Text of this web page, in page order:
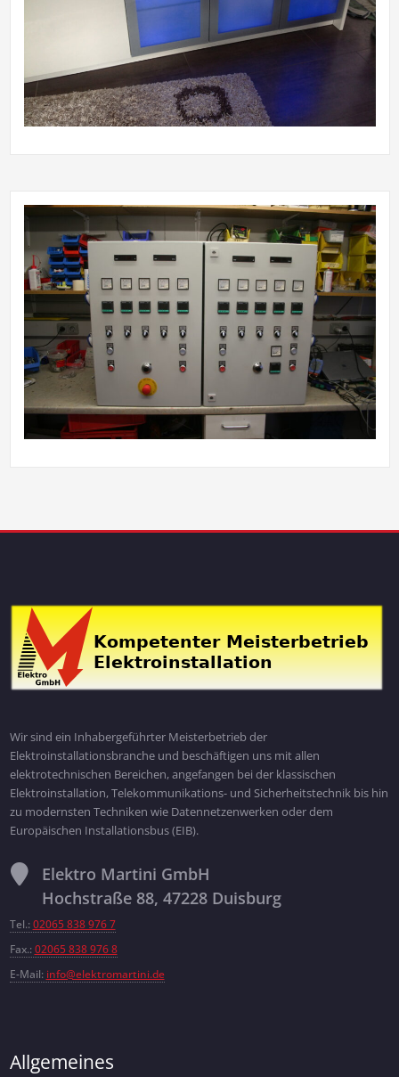
Wir sind ein Inhabergeführter Meisterbetrieb der
Elektroinstallationsbranche und beschäftigen uns mit allen
elektrotechnischen Bereichen, angefangen bei der klassischen
Elektroinstallation, Telekommunikations- und Sicherheitstechnik bis hin
zu modernsten Techniken wie Datennetzenwerken oder dem
Europäischen Installationsbus (EIB).
Elektro Martini GmbH
Hochstraße 88, 47228 Duisburg
Tel.: 02065 838 976 7
Fax.: 02065 838 976 8
E-Mail: info@elektromartini.de
Allgemeines